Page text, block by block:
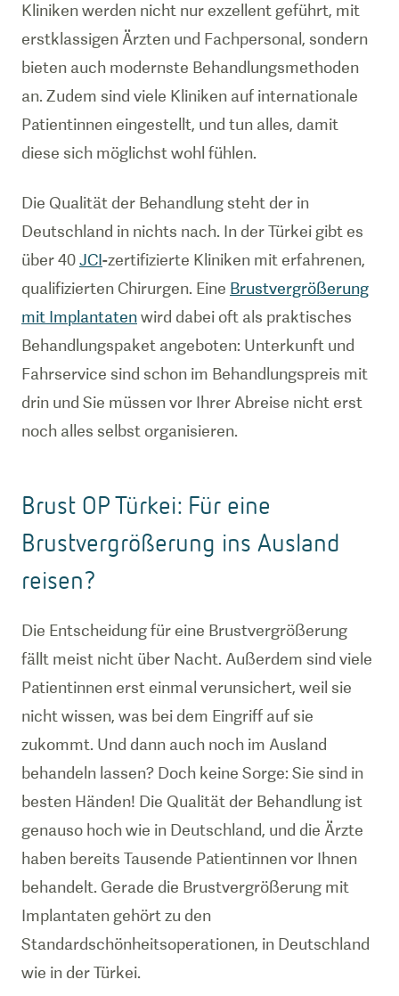
Kliniken werden nicht nur exzellent geführt, mit
erstklassigen Ärzten und Fachpersonal, sondern
bieten auch modernste Behandlungsmethoden
an. Zudem sind viele Kliniken auf internationale
Patientinnen eingestellt, und tun alles, damit
diese sich möglichst wohl fühlen.
Die Qualität der Behandlung steht der in
Deutschland in nichts nach. In der Türkei gibt es
über 40JCI-zertifizierte Kliniken mit erfahrenen,
qualifizierten Chirurgen. Eine Brustvergrößerung
mit Implantatenwird dabei oft als praktisches
Behandlungspaket angeboten: Unterkunft und
Fahrservice sind schon im Behandlungspreis mit
drin und Sie müssen vor Ihrer Abreise nicht erst
noch alles selbst organisieren.
Brust OP Türkei: Für eine
Brustvergrößerung ins Ausland
reisen?
Die Entscheidung für eine Brustvergrößerung
fällt meist nicht über Nacht. Außerdem sind viele
Patientinnen erst einmal verunsichert, weil sie
nicht wissen, was bei dem Eingriff auf sie
zukommt. Und dann auch noch im Ausland
behandeln lassen? Doch keine Sorge: Sie sind in
besten Händen! Die Qualität der Behandlung ist
genauso hoch wie in Deutschland, und die Ärzte
haben bereits Tausende Patientinnen vor Ihnen
behandelt. Gerade die Brustvergrößerung mit
Implantaten gehört zu den
Standardschönheitsoperationen, in Deutschland
wie in der Türkei.